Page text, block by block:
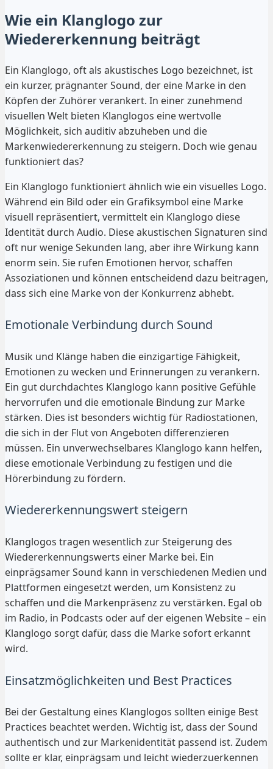
Wie ein Klanglogo zur
Wiedererkennung beiträgt
Ein Klanglogo, oft als akustisches Logo bezeichnet, ist
ein kurzer, prägnanter Sound, der eine Marke in den
Köpfen der Zuhörer verankert. In einer zunehmend
visuellen Welt bieten Klanglogos eine wertvolle
Möglichkeit, sich auditiv abzuheben und die
Markenwiedererkennung zu steigern. Doch wie genau
funktioniert das?
Ein Klanglogo funktioniert ähnlich wie ein visuelles Logo.
Während ein Bild oder ein Grafiksymbol eine Marke
visuell repräsentiert, vermittelt ein Klanglogo diese
Identität durch Audio. Diese akustischen Signaturen sind
oft nur wenige Sekunden lang, aber ihre Wirkung kann
enorm sein. Sie rufen Emotionen hervor, schaffen
Assoziationen und können entscheidend dazu beitragen,
dass sich eine Marke von der Konkurrenz abhebt.
Emotionale Verbindung durch Sound
Musik und Klänge haben die einzigartige Fähigkeit,
Emotionen zu wecken und Erinnerungen zu verankern.
Ein gut durchdachtes Klanglogo kann positive Gefühle
hervorrufen und die emotionale Bindung zur Marke
stärken. Dies ist besonders wichtig für Radiostationen,
die sich in der Flut von Angeboten differenzieren
müssen. Ein unverwechselbares Klanglogo kann helfen,
diese emotionale Verbindung zu festigen und die
Hörerbindung zu fördern.
Wiedererkennungswert steigern
Klanglogos tragen wesentlich zur Steigerung des
Wiedererkennungswerts einer Marke bei. Ein
einprägsamer Sound kann in verschiedenen Medien und
Plattformen eingesetzt werden, um Konsistenz zu
schaffen und die Markenpräsenz zu verstärken. Egal ob
im Radio, in Podcasts oder auf der eigenen Website – ein
Klanglogo sorgt dafür, dass die Marke sofort erkannt
wird.
Einsatzmöglichkeiten und Best Practices
Bei der Gestaltung eines Klanglogos sollten einige Best
Practices beachtet werden. Wichtig ist, dass der Sound
authentisch und zur Markenidentität passend ist. Zudem
sollte er klar, einprägsam und leicht wiederzuerkennen